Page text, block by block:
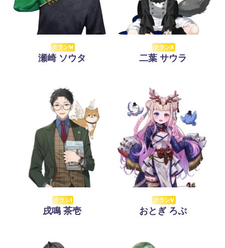
クランW
瀬崎 ソウタ
クランX
二葉 サウラ
クランI
戌鳴 茶壱
クランV
おとぎ ろぷ